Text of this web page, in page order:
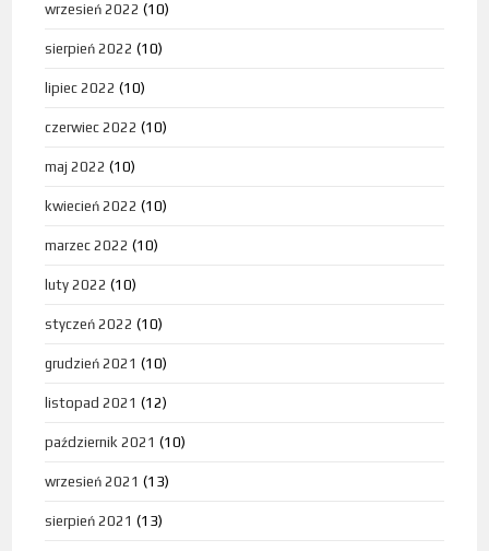
wrzesień 2022 (10)
sierpień 2022 (10)
lipiec 2022 (10)
czerwiec 2022 (10)
maj 2022 (10)
kwiecień 2022 (10)
marzec 2022 (10)
luty 2022 (10)
styczeń 2022 (10)
grudzień 2021 (10)
listopad 2021 (12)
październik 2021 (10)
wrzesień 2021 (13)
sierpień 2021 (13)